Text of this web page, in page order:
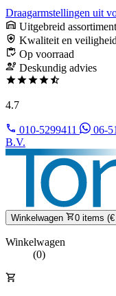
Draagarmstellingen uit
Uitgebreid assortiment
Kwaliteit en veiligheid
Op voorraad
Deskundig advies
4.7
010-5299411 06-
B.V.
Winkelwagen 0 items
Winkelwagen
(0)